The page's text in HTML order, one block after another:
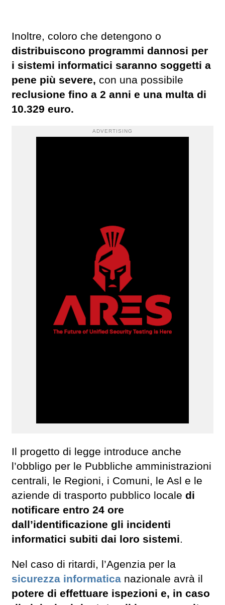
Inoltre, coloro che detengono o
distribuiscono programmi dannosi per
i sistemi informatici saranno soggetti a
pene più severe, con una possibile
reclusione fino a 2 anni e una multa di
10.329 euro.
ADVERTISING
Il progetto di legge introduce anche
l’obbligo per le Pubbliche amministrazioni
centrali, le Regioni, i Comuni, le Asl e le
aziende di trasporto pubblico locale di
notificare entro 24 ore
dall’identificazione gli incidenti
informatici subiti dai loro sistemi.
Nel caso di ritardi, l’Agenzia per la
sicurezza informatica nazionale avrà il
potere di effettuare ispezioni e, in caso